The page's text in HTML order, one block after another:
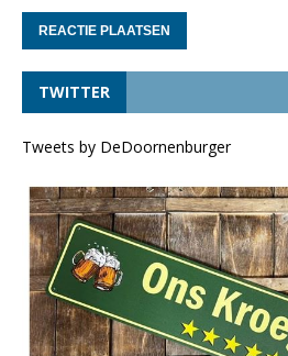
TWITTER
Tweets by DeDoornenburger